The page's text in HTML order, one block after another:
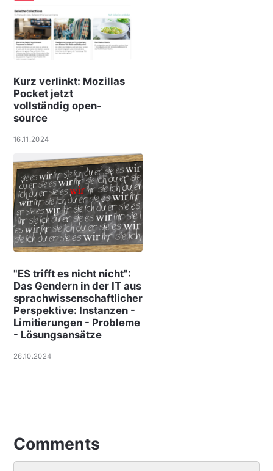
Kurz verlinkt: Mozillas
Pocket jetzt
vollständig open-
source
16.11.2024
"ES trifft es nicht nicht":
Das Gendern in der IT aus
sprachwissenschaftlicher
Perspektive: Instanzen -
Limitierungen - Probleme
- Lösungsansätze
26.10.2024
Comments